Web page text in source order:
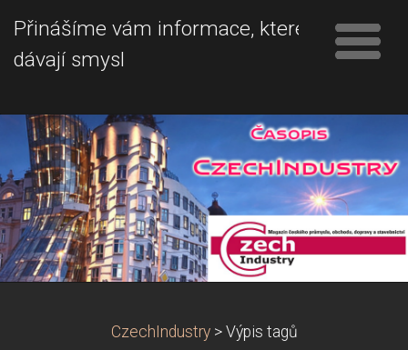
Přinášíme vám informace, které
dávají smysl
CzechIndustry > Výpis tagů